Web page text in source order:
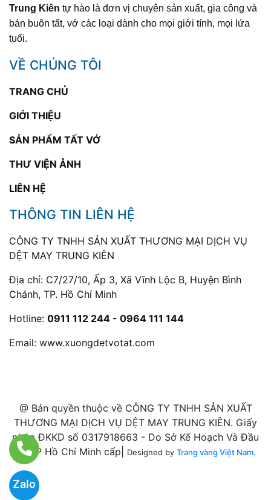
Zalo
Trung Kiên tự hào là đơn vị chuyên sản xuất, gia công và
bán buôn tất, vớ các loại dành cho mọi giới tính, mọi lứa
tuổi.
VỀ CHÚNG TÔI
TRANG CHỦ
GIỚI THIỆU
SẢN PHẨM TẤT VỚ
THƯ VIỆN ẢNH
LIÊN HỆ
THÔNG TIN LIÊN HỆ
CÔNG TY TNHH SẢN XUẤT THƯƠNG MẠI DỊCH VỤ
DỆT MAY TRUNG KIÊN
Địa chỉ: C7/27/10, Ấp 3, Xã Vĩnh Lộc B, Huyện Bình
Chánh, TP. Hồ Chí Minh
Hotline: 0911 112 244 - 0964 111 144
Email: www.xuongdetvotat.com
@ Bản quyền thuộc về CÔNG TY TNHH SẢN XUẤT
THƯƠNG MẠI DỊCH VỤ DỆT MAY TRUNG KIÊN. Giấy
phép ĐKKD số 0317918663 - Do Sở Kế Hoạch Và Đầu
Tư TP Hồ Chí Minh cấp|
Designed by Trang vàng Việt Nam.